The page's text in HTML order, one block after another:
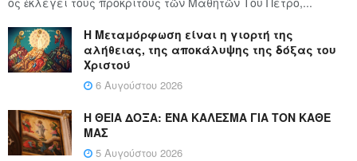
Η Μεταμόρφωση είναι η γιορτή της
αλήθειας, της αποκάλυψης της δόξας του
Χριστού
6 Αυγούστου 2026
Η ΘΕΙΑ ΔΟΞΑ: ΈΝΑ ΚΑΛΕΣΜΑ ΓΙΑ ΤΟΝ ΚΑΘΕ
ΜΑΣ
5 Αυγούστου 2026